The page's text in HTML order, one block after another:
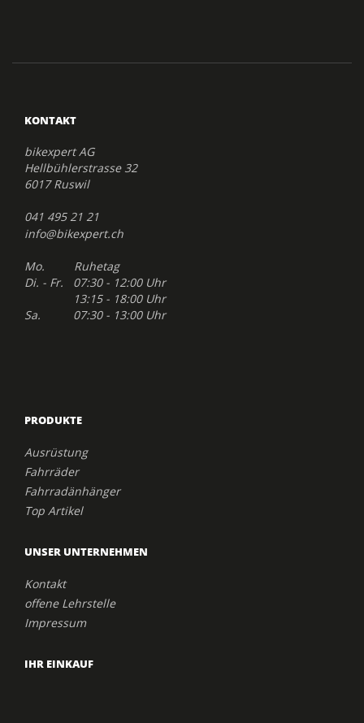
KONTAKT
bikexpert AG
Hellbühlerstrasse 32
6017 Ruswil
041 495 21 21
info@bikexpert.ch
Mo. Ruhetag
Di. - Fr. 07:30 - 12:00 Uhr
13:15 - 18:00 Uhr
Sa. 07:30 - 13:00 Uhr
PRODUKTE
Ausrüstung
Fahrräder
Fahrradänhänger
Top Artikel
UNSER UNTERNEHMEN
Kontakt
offene Lehrstelle
Impressum
IHR EINKAUF